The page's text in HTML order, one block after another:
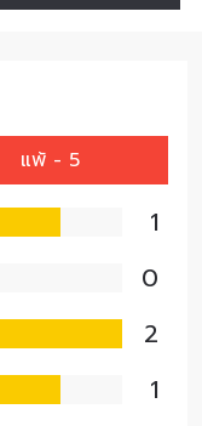
แพ้ - 5
1
0
2
1